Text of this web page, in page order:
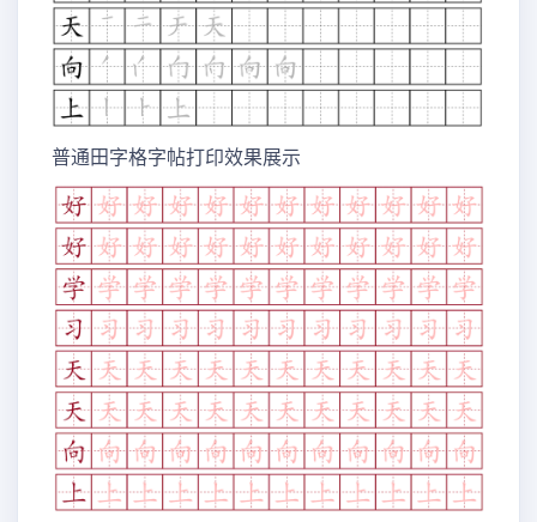
普通田字格字帖打印效果展示